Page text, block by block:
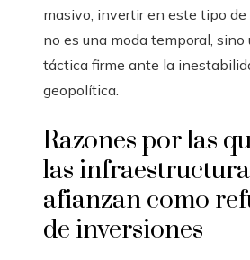
masivo, invertir en este tipo
no es una moda temporal, sino
táctica firme ante la
geopolítica.
Razones por las
las
afianzan como
de inversiones